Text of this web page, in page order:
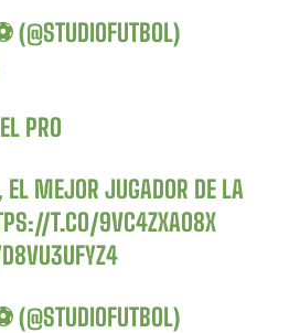
(@STUDIOFUTBOL)
PRO​
MEJOR JUGADOR DE LA
T.CO/9VC4ZXAO8X
(@STUDIOFUTBOL)